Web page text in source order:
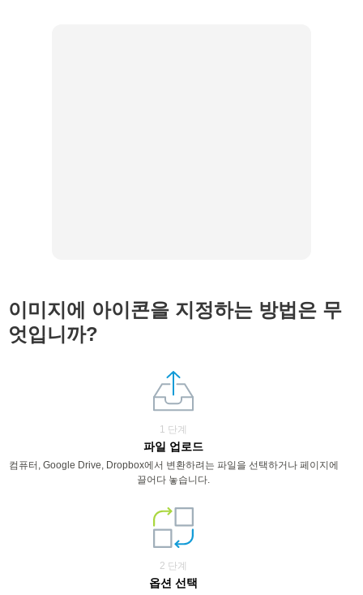
이미지에 아이콘을 지정하는 방법은 무
엇입니까?
1 단계
파일 업로드
컴퓨터, Google Drive, Dropbox에서 변환하려는 파일을 선택하거나 페이지에
끌어다 놓습니다.
2 단계
옵션 선택